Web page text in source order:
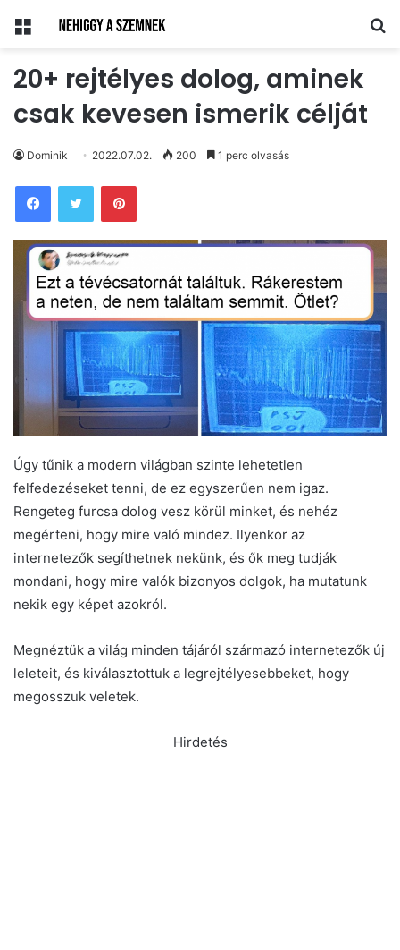
Menü
20+ rejtélyes dolog, aminek
csak kevesen ismerik célját
Dominik 2022.07.02. 200 1 perc olvasás
Pinterest
Úgy tűnik a modern világban szinte lehetetlen
felfedezéseket tenni, de ez egyszerűen nem igaz.
Rengeteg furcsa dolog vesz körül minket, és nehéz
megérteni, hogy mire való mindez. Ilyenkor az
internetezők segíthetnek nekünk, és ők meg tudják
mondani, hogy mire valók bizonyos dolgok, ha mutatunk
nekik egy képet azokról.
Megnéztük a világ minden tájáról származó internetezők új
leleteit, és kiválasztottuk a legrejtélyesebbeket, hogy
megosszuk veletek.
Hirdetés